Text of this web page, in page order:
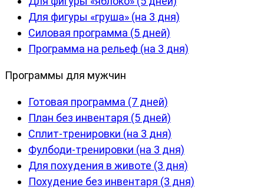
Для фигуры «груша» (на 3 дня)
Силовая программа (5 дней)
Программа на рельеф (на 3 дня)
Программы для мужчин
Готовая программа (7 дней)
План без инвентаря (5 дней)
Сплит-тренировки (на 3 дня)
Фулбоди-тренировки (на 3 дня)
Для похудения в животе (3 дня)
Похудение без инвентаря (3 дня)